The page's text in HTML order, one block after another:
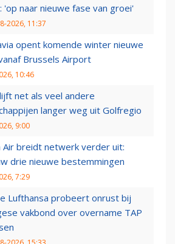
'op naar nieuwe fase van groei'
2026, 11:37
opent komende winter nieuwe
Brussels Airport
10:46
net als veel andere
langer weg uit Golfregio
9:00
Air breidt netwerk verder uit:
drie nieuwe bestemmingen
7:29
Lufthansa probeert onrust bij
vakbond over overname TAP